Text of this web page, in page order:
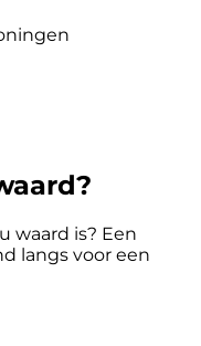
waard is? Een
langs voor een